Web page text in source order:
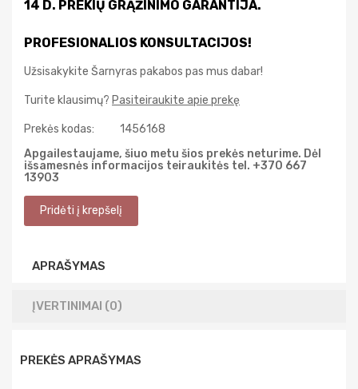
14 D. PREKIŲ GRĄŽINIMO GARANTIJA.
PROFESIONALIOS KONSULTACIJOS!
Užsisakykite Šarnyras pakabos pas mus dabar!
Turite klausimų? Pasiteiraukite apie prekę
Prekės kodas:
1456168
Apgailestaujame, šiuo metu šios prekės neturime. Dėl
išsamesnės informacijos teiraukitės tel. +370 667
13903
APRAŠYMAS
ĮVERTINIMAI (0)
PREKĖS APRAŠYMAS